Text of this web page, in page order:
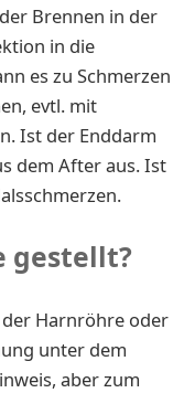
Brennen in der
in die
es zu Schmerzen
evtl. mit
Ist der Enddarm
dem After aus. Ist
gestellt?
Harnröhre oder
unter dem
aber zum